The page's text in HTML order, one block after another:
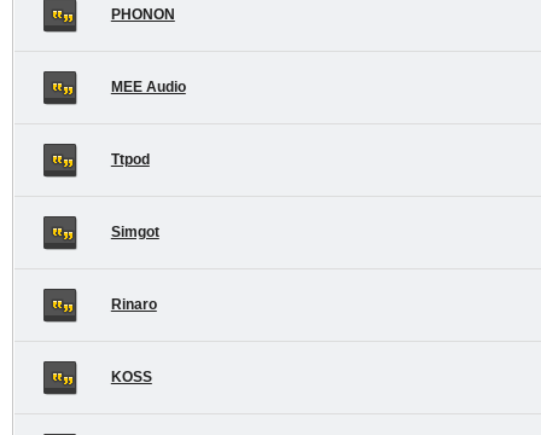
PHONON
MEE Audio
Ttpod
Simgot
Rinaro
KOSS